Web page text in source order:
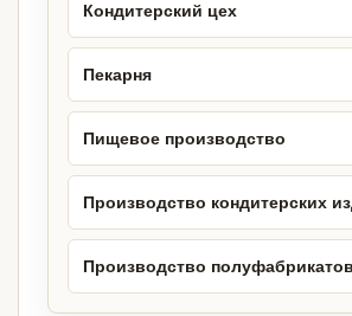
Кондитерский цех
Пекарня
Пищевое производство
Производство кондитерских
Производство полуфабрикатов